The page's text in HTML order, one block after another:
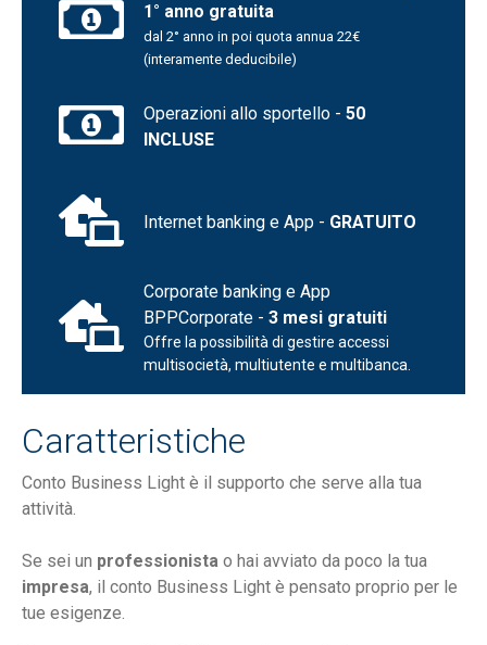
1° anno gratuita
dal 2° anno in poi quota annua 22€
(interamente deducibile)
Operazioni allo sportello - 50
INCLUSE
Internet banking e App - GRATUITO
Corporate banking e App
BPPCorporate - 3 mesi gratuiti
Offre la possibilità di gestire accessi
multisocietà, multiutente e multibanca.
Caratteristiche
Conto Business Light è il supporto che serve alla tua
attività.
Se sei un professionista o hai avviato da poco la tua
impresa, il conto Business Light è pensato proprio per le
tue esigenze.